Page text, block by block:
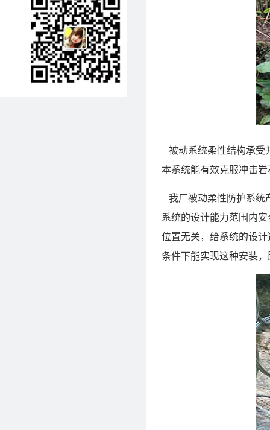
被动系统柔性结构承受
本系统能有效克服冲击
我厂被动柔性防护系统
系统的设计能力范围内
位置无关，给系统的设
条件下能实现这种安装